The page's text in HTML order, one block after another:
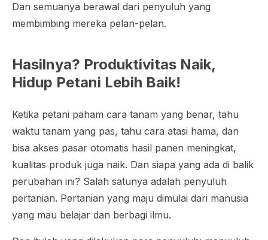
Dan semuanya berawal dari penyuluh yang
membimbing mereka pelan-pelan.
Hasilnya? Produktivitas Naik,
Hidup Petani Lebih Baik!
Ketika petani paham cara tanam yang benar, tahu
waktu tanam yang pas, tahu cara atasi hama, dan
bisa akses pasar otomatis hasil panen meningkat,
kualitas produk juga naik. Dan siapa yang ada di balik
perubahan ini? Salah satunya adalah penyuluh
pertanian. Pertanian yang maju dimulai dari manusia
yang mau belajar dan berbagi ilmu.